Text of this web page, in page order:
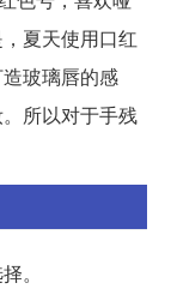
夏天使用口红
玻璃唇的感
所以对于手残
。